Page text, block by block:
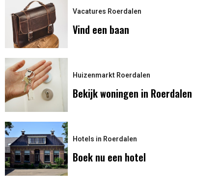
Vacatures Roerdalen
Vind een baan
Huizenmarkt Roerdalen
Bekijk woningen in Roerdalen
Hotels in Roerdalen
Boek nu een hotel